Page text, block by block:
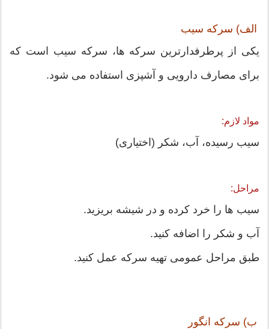
الف) سرکه سیب
یکی از پرطرفدارترین سرکه ها، سرکه سیب است که
برای مصارف دارویی و آشپزی استفاده می شود.
مواد لازم:
سیب رسیده، آب، شکر (اختیاری)
مراحل:
سیب ها را خرد کرده و در شیشه بریزید.
آب و شکر را اضافه کنید.
طبق مراحل عمومی تهیه سرکه عمل کنید.
ب) سرکه انگور